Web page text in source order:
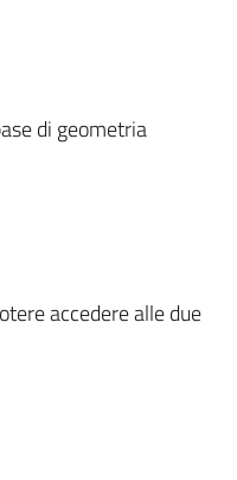
di geometria
accedere alle due